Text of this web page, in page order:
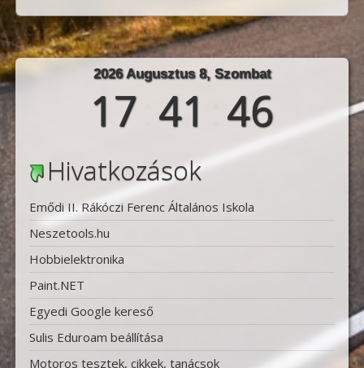
2026 Augusztus 8, Szombat
17 41 46
Hivatkozások
Emődi II. Rákóczi Ferenc Általános Iskola
Neszetools.hu
Hobbielektronika
Paint.NET
Egyedi Google kereső
Sulis Eduroam beállítása
Motoros tesztek, cikkek, tanácsok